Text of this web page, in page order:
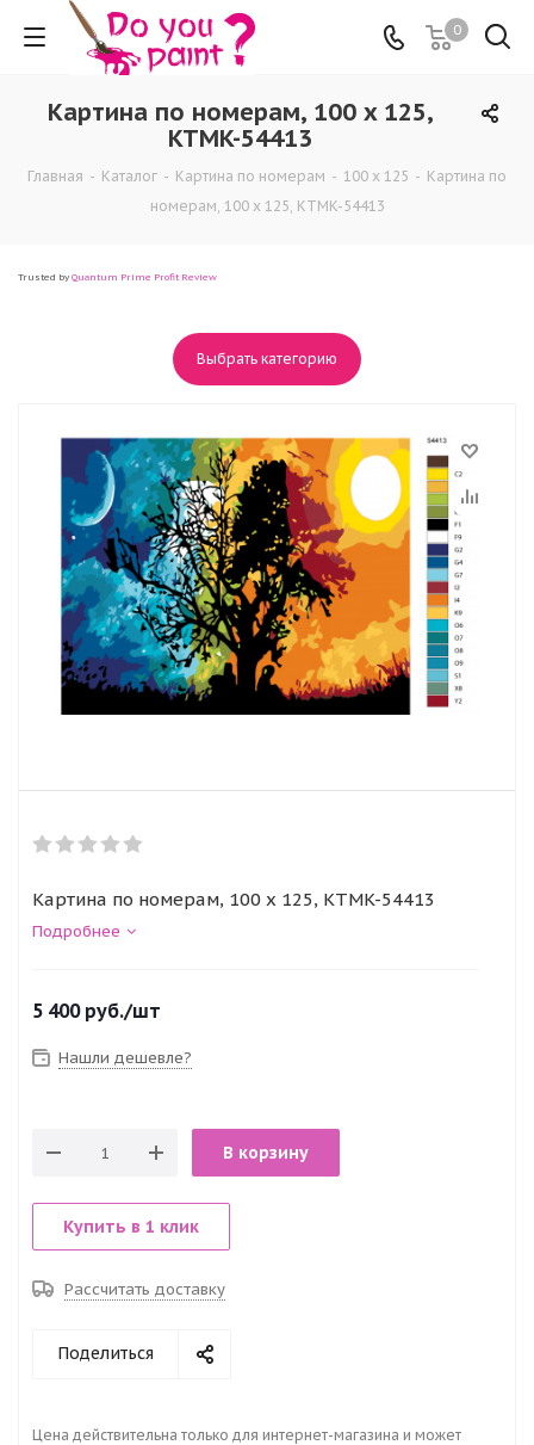
0
Картина по номерам, 100 x 125,
KTMK-54413
Главная - Каталог - Картина по номерам - 100 x 125 - Картина по
номерам, 100 x 125, KTMK-54413
Trusted by Quantum Prime Profit Review
Выбрать категорию
Картина по номерам, 100 x 125, KTMK-54413
Подробнее
5 400руб./шт
Нашли дешевле?
В корзину
Купить в 1 клик
Рассчитать доставку
Поделиться
Цена действительна только для интернет-магазина и может